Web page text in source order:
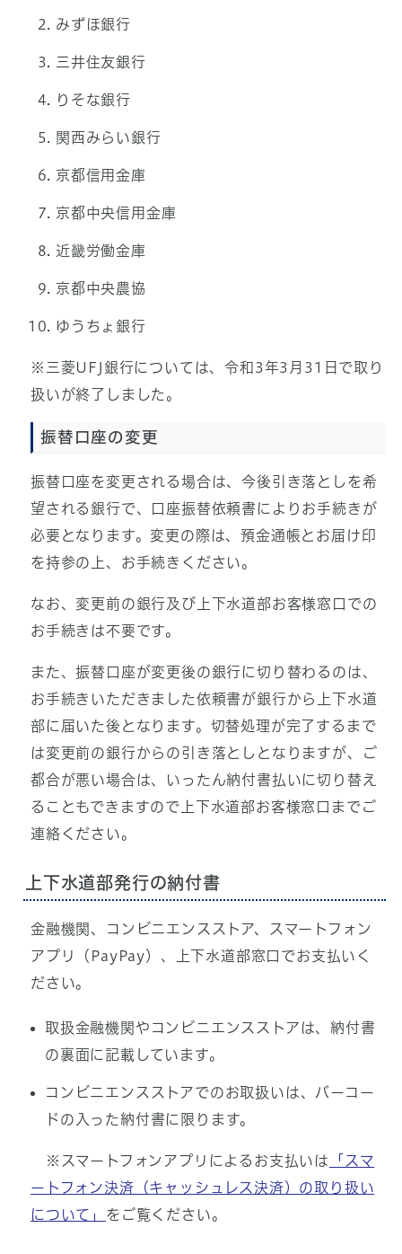
みずほ銀行
三井住友銀行
りそな銀行
関西みらい銀行
京都信用金庫
京都中央信用金庫
近畿労働金庫
京都中央農協
ゆうちょ銀行
※三菱UFJ銀行については、令和3年3月31日で取り
扱いが終了しました。
振替口座の変更
振替口座を変更される場合は、今後引き落としを希
望される銀行で、口座振替依頼書によりお手続きが
必要となります。変更の際は、預金通帳とお届け印
を持参の上、お手続きください。
なお、変更前の銀行及び上下水道部お客様窓口での
お手続きは不要です。
また、振替口座が変更後の銀行に切り替わるのは、
お手続きいただきました依頼書が銀行から上下水道
部に届いた後となります。切替処理が完了するまで
は変更前の銀行からの引き落としとなりますが、ご
都合が悪い場合は、いったん納付書払いに切り替え
ることもできますので上下水道部お客様窓口までご
連絡ください。
上下水道部発行の納付書
金融機関、コンビニエンスストア、スマートフォン
アプリ（PayPay）、上下水道部窓口でお支払いく
ださい。
取扱金融機関やコンビニエンスストアは、納付書
の裏面に記載しています。
コンビニエンスストアでのお取扱いは、バーコー
ドの入った納付書に限ります。
※スマートフォンアプリによるお支払いは
「スマ
ートフォン決済（キャッシュレス決済）の取り扱い
について」 をご覧ください。